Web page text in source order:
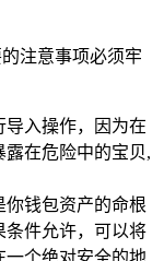
注意事项必须牢
入操作，因为在
在危险中的宝贝,
钱包资产的命根
条件允许，可以将
一个绝对安全的地